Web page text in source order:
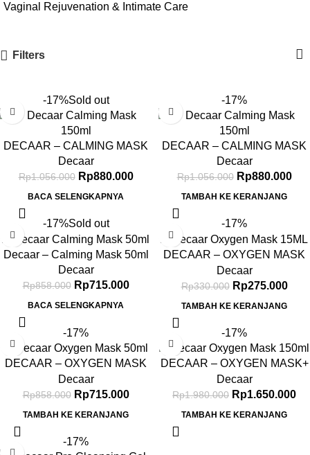
Vaginal Rejuvenation & Intimate Care
Filters
-17%Sold out
DECAAR – CALMING MASK
150ML
Decaar
Rp1.056.000 Rp880.000
BACA SELENGKAPNYA
-17%
DECAAR – CALMING MASK
150ML
Decaar
Rp1.056.000 Rp880.000
TAMBAH KE KERANJANG
-17%Sold out
Decaar – Calming Mask 50ml
Decaar
Rp858.000 Rp715.000
BACA SELENGKAPNYA
-17%
DECAAR – OXYGEN MASK
15ML
Decaar
Rp330.000 Rp275.000
TAMBAH KE KERANJANG
-17%
DECAAR – OXYGEN MASK
50ML
Decaar
Rp858.000 Rp715.000
TAMBAH KE KERANJANG
-17%
DECAAR – OXYGEN MASK+
150ML
Decaar
Rp1.980.000 Rp1.650.000
TAMBAH KE KERANJANG
-17%